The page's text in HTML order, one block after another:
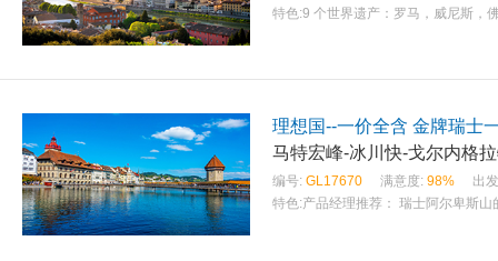
特色:9 个世界遗产：罗马，威尼斯，
理想国--一价全含 金牌瑞士
马特宏峰-冰川快-戈尔内格
编号: GL17670 满意度: 98%
出
特色:产品经理推荐： 瑞士阿尔卑斯